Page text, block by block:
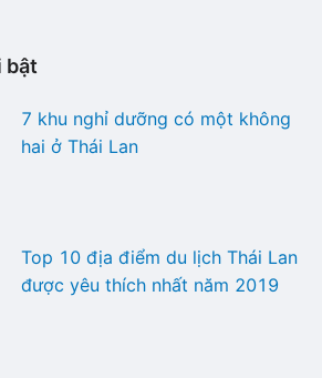
bật
7 khu nghỉ dưỡng có một không
hai ở Thái Lan
Top 10 địa điểm du lịch Thái Lan
được yêu thích nhất năm 2019